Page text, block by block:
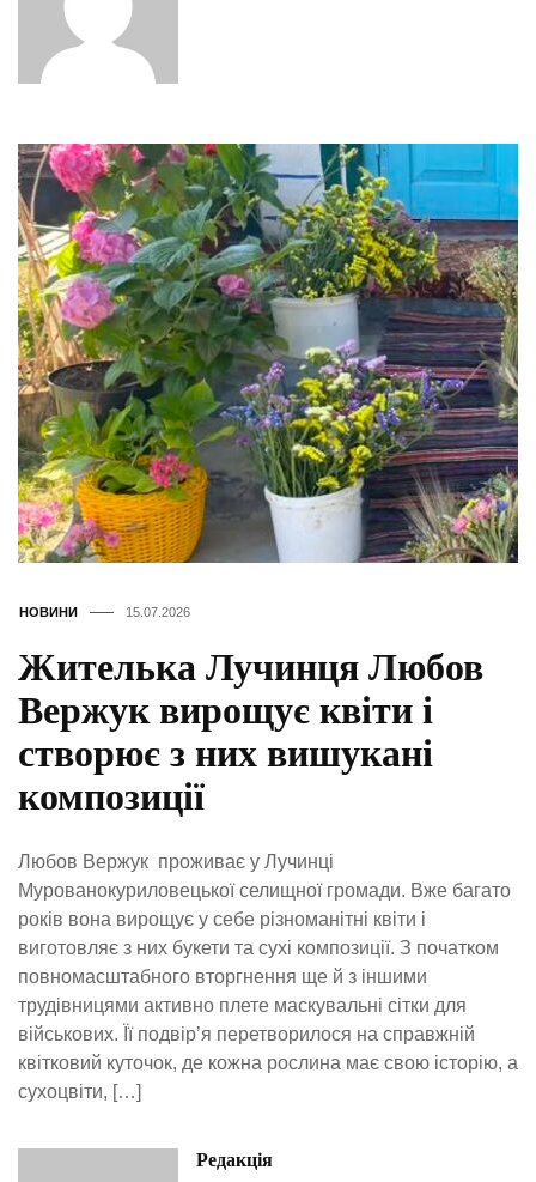
НОВИНИ 15.07.2026
Жителька Лучинця Любов
Вержук вирощує квіти і
створює з них вишукані
композиції
Любов Вержук проживає у Лучинці
Мурованокуриловецької селищної громади. Вже багато
років вона вирощує у себе різноманітні квіти і
виготовляє з них букети та сухі композиції. З початком
повномасштабного вторгнення ще й з іншими
трудівницями активно плете маскувальні сітки для
військових. Її подвір’я перетворилося на справжній
квітковий куточок, де кожна рослина має свою історію, а
сухоцвіти, […]
Редакція